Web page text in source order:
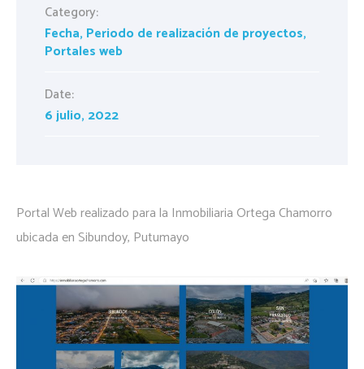
Category:
Fecha, Periodo de realización de proyectos,
Portales web
Date:
6 julio, 2022
Portal Web realizado para la Inmobiliaria Ortega Chamorro
ubicada en Sibundoy, Putumayo